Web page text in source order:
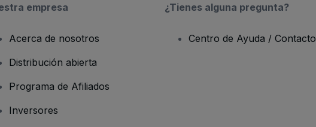
empresa
Acerca de nosotros
Distribución abierta
Programa de Afiliados
Inversores
¿Tienes alguna pregunta?
Centro de Ayuda / Contacto